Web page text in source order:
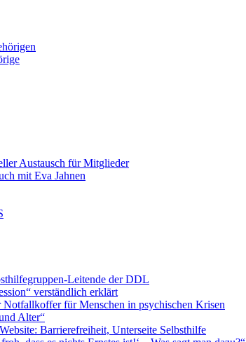
Austausch für Mitglieder
mit Eva Jahnen
Leitende der DDL
verständlich erklärt
für Menschen in psychischen Krisen
Alter“
Barrierefreiheit, Unterseite Selbsthilfe